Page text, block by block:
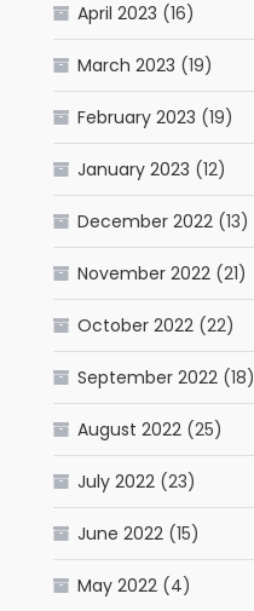
April 2023 (16)
March 2023 (19)
February 2023 (19)
January 2023 (12)
December 2022 (13)
November 2022 (21)
October 2022 (22)
September 2022 (18)
August 2022 (25)
July 2022 (23)
June 2022 (15)
May 2022 (4)